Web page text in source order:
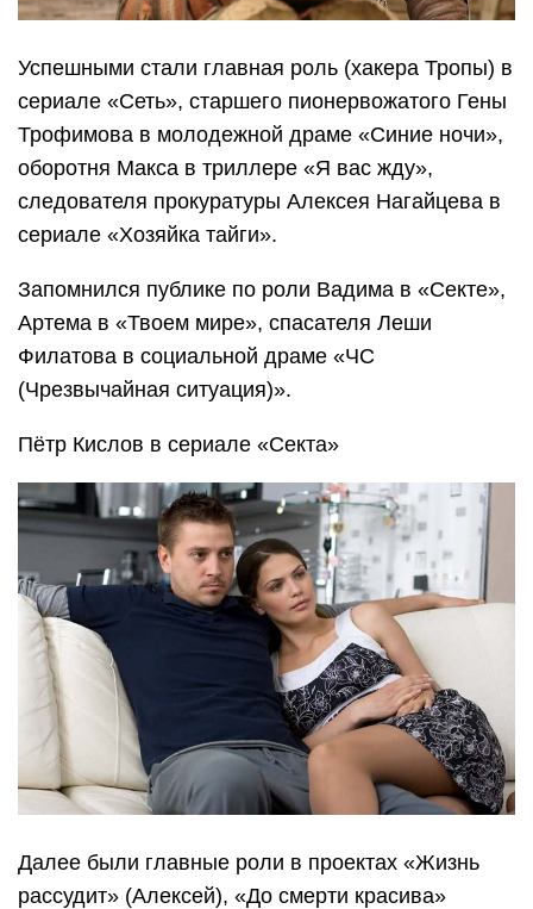
Успешными стали главная роль (хакера Тропы) в
сериале «Сеть», старшего пионервожатого Гены
Трофимова в молодежной драме «Синие ночи»,
оборотня Макса в триллере «Я вас жду»,
следователя прокуратуры Алексея Нагайцева в
сериале «Хозяйка тайги».
Запомнился публике по роли Вадима в «Секте»,
Артема в «Твоем мире», спасателя Леши
Филатова в социальной драме «ЧС
(Чрезвычайная ситуация)».
Пётр Кислов в сериале «Секта»
Далее были главные роли в проектах «Жизнь
рассудит» (Алексей), «До смерти красива»